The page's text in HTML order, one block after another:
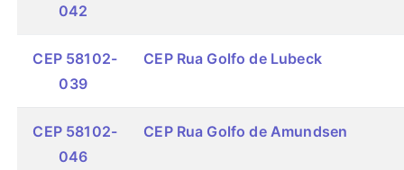
042
CEP 58102-
039
CEP Rua Golfo de Lubeck
CEP 58102-
046
CEP Rua Golfo de Amundsen